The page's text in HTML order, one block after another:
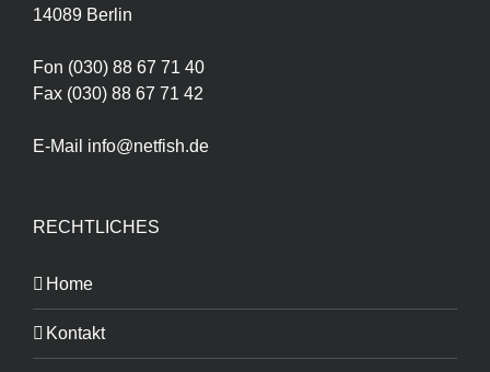
14089 Berlin
Fon (030) 88 67 71 40
Fax (030) 88 67 71 42
E-Mail info@netfish.de
RECHTLICHES
Home
Kontakt